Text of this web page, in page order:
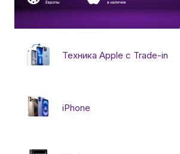
ТВ и
Техника Apple с Trade-in
iPhone